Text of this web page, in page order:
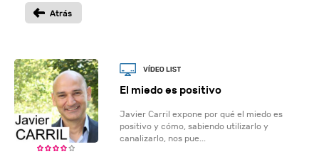
El miedo es positivo
Javier Carril expone por qué el miedo es
positivo y cómo, sabiendo utilizarlo y
canalizarlo, nos pue...